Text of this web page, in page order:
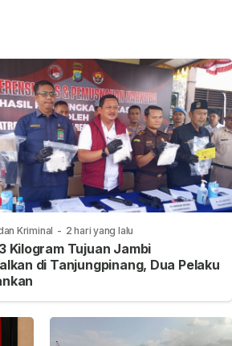
Kriminal - 2 hari yang lalu
Kilogram Tujuan Jambi
di Tanjungpinang, Dua Pelaku